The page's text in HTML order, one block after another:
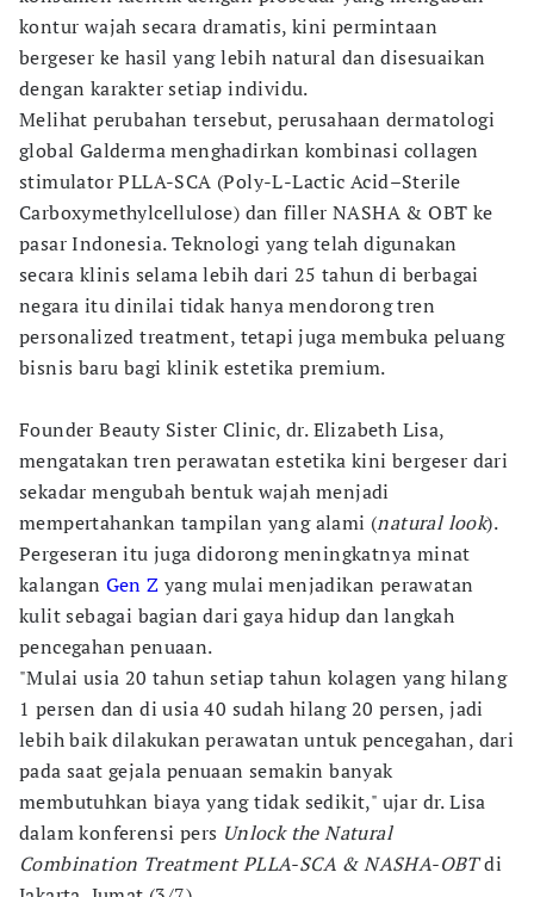
kontur wajah secara dramatis, kini permintaan
bergeser ke hasil yang lebih natural dan disesuaikan
dengan karakter setiap individu.
Melihat perubahan tersebut, perusahaan dermatologi
global Galderma menghadirkan kombinasi collagen
stimulator PLLA-SCA (Poly-L-Lactic Acid–Sterile
Carboxymethylcellulose) dan filler NASHA & OBT ke
pasar Indonesia. Teknologi yang telah digunakan
secara klinis selama lebih dari 25 tahun di berbagai
negara itu dinilai tidak hanya mendorong tren
personalized treatment, tetapi juga membuka peluang
bisnis baru bagi klinik estetika premium.
Founder Beauty Sister Clinic, dr. Elizabeth Lisa,
mengatakan tren perawatan estetika kini bergeser dari
sekadar mengubah bentuk wajah menjadi
mempertahankan tampilan yang alami (natural look).
Pergeseran itu juga didorong meningkatnya minat
kalangan Gen Z yang mulai menjadikan perawatan
kulit sebagai bagian dari gaya hidup dan langkah
pencegahan penuaan.
"Mulai usia 20 tahun setiap tahun kolagen yang hilang
1 persen dan di usia 40 sudah hilang 20 persen, jadi
lebih baik dilakukan perawatan untuk pencegahan, dari
pada saat gejala penuaan semakin banyak
membutuhkan biaya yang tidak sedikit," ujar dr. Lisa
dalam konferensi pers Unlock the Natural
Combination Treatment PLLA-SCA & NASHA-OBTdi